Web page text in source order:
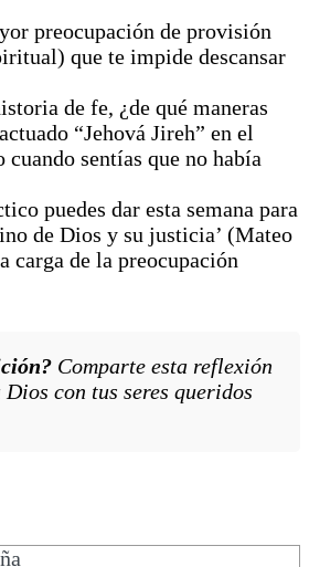
preocupación de provisión
que te impide descansar
de fe, ¿de qué maneras
“Jehová Jireh” en el
cuando sentías que no había
puedes dar esta semana para
de Dios y su justicia’ (Mateo
carga de la preocupación
Comparte esta reflexión
Dios con tus seres queridos